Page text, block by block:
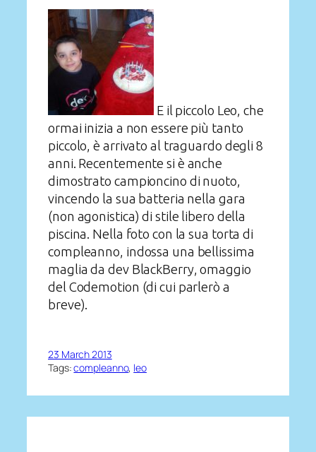
E il piccolo Leo, che
ormai inizia a non essere più tanto
piccolo, è arrivato al traguardo degli 8
anni. Recentemente si è anche
dimostrato campioncino di nuoto,
vincendo la sua batteria nella gara
(non agonistica) di stile libero della
piscina. Nella foto con la sua torta di
compleanno, indossa una bellissima
maglia da dev BlackBerry, omaggio
del Codemotion (di cui parlerò a
breve).
23 March 2013
Tags:compleanno, leo